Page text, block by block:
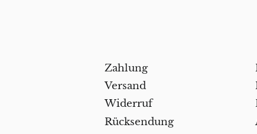
Zahlung
Versand
Widerruf
Rücksendung